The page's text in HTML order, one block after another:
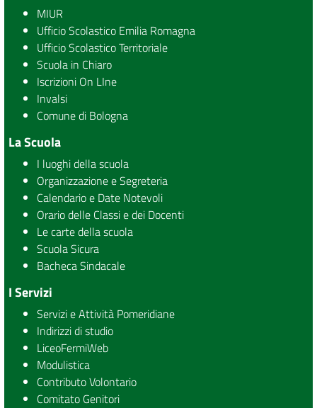
MIUR
Ufficio Scolastico Emilia Romagna
Ufficio Scolastico Territoriale
Scuola in Chiaro
Iscrizioni On LIne
Invalsi
Comune di Bologna
La Scuola
I luoghi della scuola
Organizzazione e Segreteria
Calendario e Date Notevoli
Orario delle Classi e dei Docenti
Le carte della scuola
Scuola Sicura
Bacheca Sindacale
I Servizi
Servizi e Attività Pomeridiane
Indirizzi di studio
LiceoFermiWeb
Modulistica
Contributo Volontario
Comitato Genitori